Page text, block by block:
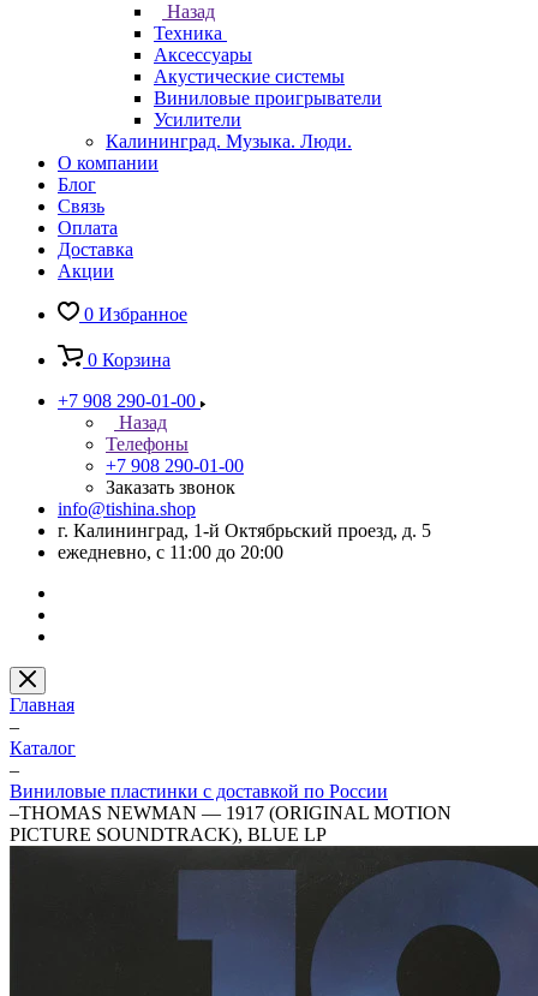
Назад
Техника
Аксессуары
Акустические системы
Виниловые проигрыватели
Усилители
Калининград. Музыка. Люди.
О компании
Блог
Связь
Оплата
Доставка
Акции
0 Избранное
0 Корзина
+7 908 290-01-00
Назад
Телефоны
+7 908 290-01-00
Заказать звонок
info@tishina.shop
г. Калининград, 1-й Октябрьский проезд, д. 5
ежедневно, с 11:00 до 20:00
Главная
–
Каталог
–
Виниловые пластинки с доставкой по России
–THOMAS NEWMAN — 1917 (ORIGINAL MOTION
PICTURE SOUNDTRACK), BLUE LP